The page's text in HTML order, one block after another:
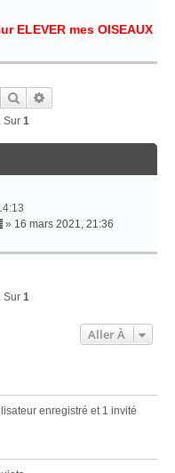
ELEVER mes OISEAUX
Rechercher
Sur 1
» 16 mars 2021, 21:36
Sur 1
Aller À
enregistré et 1 invité